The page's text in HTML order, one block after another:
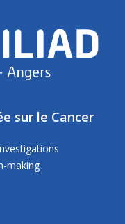
sur le Cancer
making